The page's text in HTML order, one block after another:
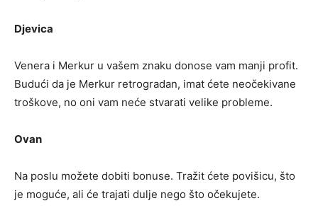
Djevica
Venera i Merkur u vašem znaku donose vam manji profit.
Budući da je Merkur retrogradan, imat ćete neočekivane
troškove, no oni vam neće stvarati velike probleme.
Ovan
Na poslu možete dobiti bonuse. Tražit ćete povišicu, što
je moguće, ali će trajati dulje nego što očekujete.